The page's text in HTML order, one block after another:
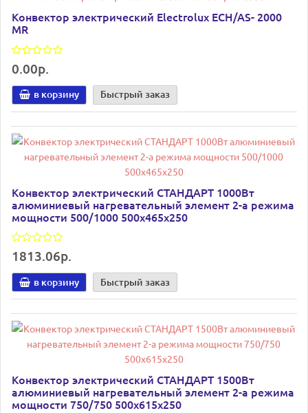
Конвектор электрический Electrolux ECH/AS- 2000
MR
0.00р.
в корзину Быстрый заказ
Конвектор электрический СТАНДАРТ 1000Вт
алюминиевый нагревательный элемент 2-а режима
мощности 500/1000 500х465х250
1813.06р.
в корзину Быстрый заказ
Конвектор электрический СТАНДАРТ 1500Вт
алюминиевый нагревательный элемент 2-а режима
мощности 750/750 500х615х250